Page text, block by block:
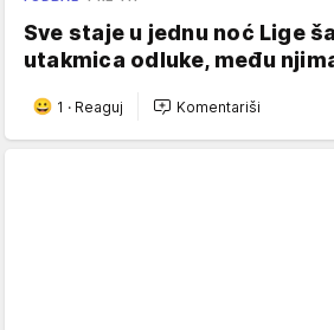
Sve staje u jednu noć Lige
utakmica odluke, među
1 · Reaguj Komentariši